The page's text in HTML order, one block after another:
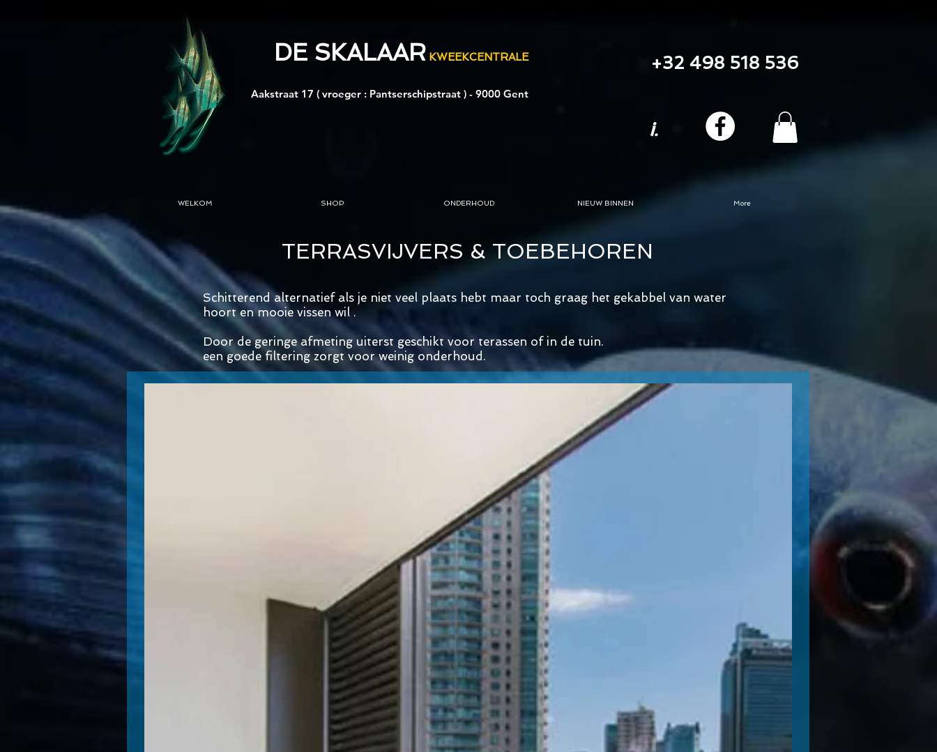
DE SKALAAR KWEEKCENTRALE
Aakstraat 17 ( vroeger : Pantserschipstraat ) - 9000 Gent
+32 498 518 536
i.
WELKOM SHOP ONDERHOUD NIEUW BINNEN More
TERRASVIJVERS & TOEBEHOREN
Schitterend alternatief als je niet veel plaats hebt maar toch graag het gekabbel van water
hoort en mooie vissen wil .
Door de geringe afmeting uiterst geschikt voor terassen of in de tuin.
een goede filtering zorgt voor weinig onderhoud.